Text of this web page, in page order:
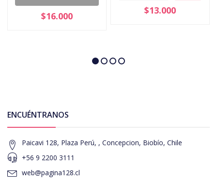
$16.000 $13.000
ENCUÉNTRANOS
Paicavi 128, Plaza Perú, , Concepcion, Biobío, Chile
+56 9 2200 3111
web@pagina128.cl